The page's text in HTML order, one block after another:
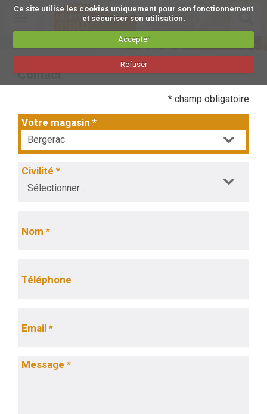
Ce site utilise les cookies uniquement pour son fonctionnement
et sécuriser son utilisation.
Accepter
Refuser
Aller
navigation
Contact
* champ obligatoire
Votre magasin *
Civilité *
Nom *
Téléphone
Email *
Message *